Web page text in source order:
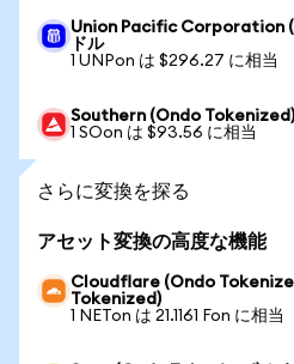
Union Pacific Corporation
ドル
1 UNPon は $296.27 に相当
Southern (Ondo Tokenized)
1 SOon は $93.56 に相当
さらに変換を探る
アセット変換の高度な機能
Cloudflare (Ondo
Tokenized)
1 NETon は 21.1161 Fon に相当